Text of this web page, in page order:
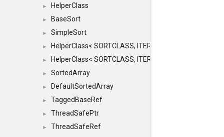
► HelperClass
► BaseSort
► SimpleSort
► HelperClass< SORTCLASS, ITERATOR, CONTENT,
► HelperClass< SORTCLASS, ITERATOR, CONTENT,
► SortedArray
► DefaultSortedArray
► TaggedBaseRef
► ThreadSafePtr
►
ThreadSafeRef